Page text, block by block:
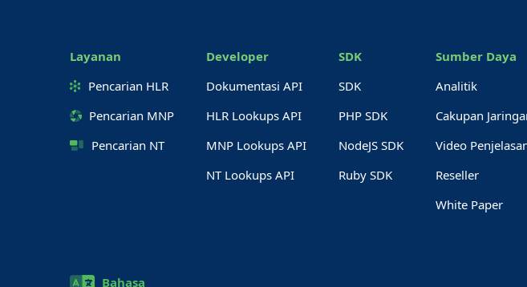
Layanan
Pencarian HLR
Pencarian MNP
Pencarian NT
Developer
Dokumentasi API
HLR Lookups API
MNP Lookups API
NT Lookups API
SDK
SDK
PHP SDK
NodeJS SDK
Ruby SDK
Sumber Daya
Analitik
Cakupan
Video
Reseller
White Paper
Bahasa